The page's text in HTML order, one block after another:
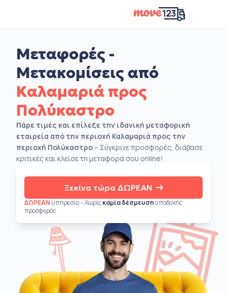
Μεταφορές -
Μετακομίσεις από
Καλαμαριά προς
Πολύκαστρο
Πάρε τιμές και επίλεξε την ιδανική μεταφορική
εταιρεία από την περιοχή Καλαμαριά προς την
περιοχή Πολύκαστρο – Σύγκρινε προσφορές, διάβασε
κριτικές και κλείσε τη μεταφορά σου online!
Ξεκίνα τώρα ΔΩΡΕΑΝ
ΔΩΡΕΑΝ υπηρεσία – Χωρίςκαμία δέσμευσηαποδοχής
προσφοράς